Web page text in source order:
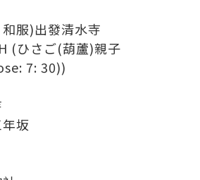
服)出發清水寺
(ひさご(葫蘆)親子
7: 30))
坂